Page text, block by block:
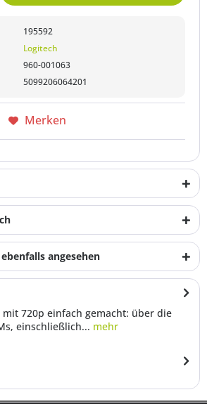
195592
Logitech
960-001063
5099206064201
Merken
angesehen
mit 720p einfach gemacht: über die
einschließlich... mehr